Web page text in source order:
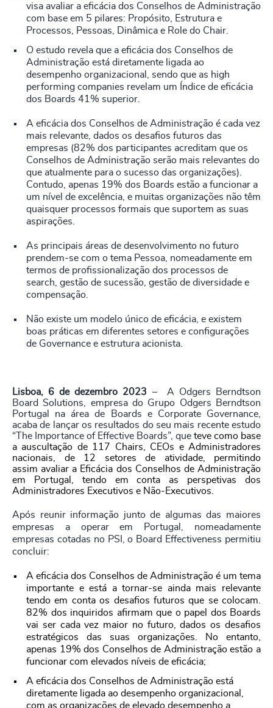
visa avaliar a eficácia dos Conselhos de Administração
com base em 5 pilares: Propósito, Estrutura e
Processos, Pessoas, Dinâmica e Role do Chair.
O estudo revela que a eficácia dos Conselhos de
Administração está diretamente ligada ao
desempenho organizacional, sendo que as high
performing companies revelam um Índice de eficácia
dos Boards 41% superior.
A eficácia dos Conselhos de Administração é cada vez
mais relevante, dados os desafios futuros das
empresas (82% dos participantes acreditam que os
Conselhos de Administração serão mais relevantes do
que atualmente para o sucesso das organizações).
Contudo, apenas 19% dos Boards estão a funcionar a
um nível de excelência, e muitas organizações não têm
quaisquer processos formais que suportem as suas
aspirações.
As principais áreas de desenvolvimento no futuro
prendem-se com o tema Pessoa, nomeadamente em
termos de profissionalização dos processos de
search, gestão de sucessão, gestão de diversidade e
compensação.
Não existe um modelo único de eficácia, e existem
boas práticas em diferentes setores e configurações
de Governance e estrutura acionista.
Lisboa, 6 de dezembro 2023 – A Odgers Berndtson
Board Solutions, empresa do Grupo Odgers Berndtson
Portugal na área de Boards e Corporate Governance,
acaba de lançar os resultados do seu mais recente estudo
“The Importance of Effective Boards”, que teve como base
a auscultação de 117 Chairs, CEOs e Administradores
nacionais, de 12 setores de atividade, permitindo
assim avaliar a Eficácia dos Conselhos de Administração
em Portugal, tendo em conta as perspetivas dos
Administradores Executivos e Não-Executivos.
Após reunir informação junto de algumas das maiores
empresas a operar em Portugal, nomeadamente
empresas cotadas no PSI, o Board Effectiveness permitiu
concluir:
A eficácia dos Conselhos de Administração é um tema
importante e está a tornar-se ainda mais relevante
tendo em conta os desafios futuros que se colocam.
82% dos inquiridos afirmam que o papel dos Boards
vai ser cada vez maior no futuro, dados os desafios
estratégicos das suas organizações. No entanto,
apenas 19% dos Conselhos de Administração estão a
funcionar com elevados níveis de eficácia;
A eficácia dos Conselhos de Administração está
diretamente ligada ao desempenho organizacional,
com as organizações de elevado desempenho a